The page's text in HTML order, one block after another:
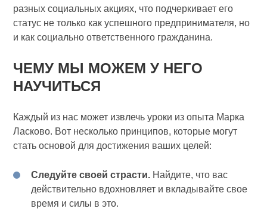
разных социальных акциях, что подчеркивает его
статус не только как успешного предпринимателя, но
и как социально ответственного гражданина.
ЧЕМУ МЫ МОЖЕМ У НЕГО
НАУЧИТЬСЯ
Каждый из нас может извлечь уроки из опыта Марка
Ласково. Вот несколько принципов, которые могут
стать основой для достижения ваших целей:
Следуйте своей страсти. Найдите, что вас
действительно вдохновляет и вкладывайте свое
время и силы в это.